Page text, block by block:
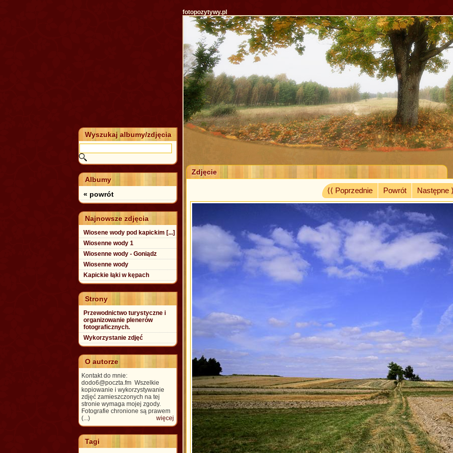
fotopozytywy.pl
Zdjęcie
⟨⟨ Poprzednie Powrót Następne
Wyszukaj albumy/zdjęcia
Albumy
« powrót
Najnowsze zdjęcia
Wiosene wody pod kapickim [...]
Wiosenne wody 1
Wiosenne wody - Goniądz
Wiosenne wody
Kapickie łąki w kępach
Strony
Przewodnictwo turystyczne i
organizowanie plenerów
fotograficznych.
Wykorzystanie zdjęć
O autorze
Kontakt do mnie:
dodo6@poczta.fm Wszelkie
kopiowanie i wykorzystywanie
zdjęć zamieszczonych na tej
stronie wymaga mojej zgody.
Fotografie chronione są prawem
(...)
więcej
Tagi